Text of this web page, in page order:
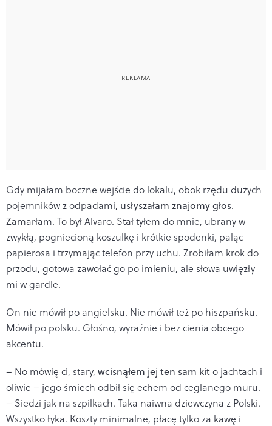
Gdy mijałam boczne wejście do lokalu, obok rzędu dużych
pojemników z odpadami, usłyszałam znajomy głos.
Zamarłam. To był Alvaro. Stał tyłem do mnie, ubrany w
zwykłą, pogniecioną koszulkę i krótkie spodenki, paląc
papierosa i trzymając telefon przy uchu. Zrobiłam krok do
przodu, gotowa zawołać go po imieniu, ale słowa uwięzły
mi w gardle.
On nie mówił po angielsku. Nie mówił też po hiszpańsku.
Mówił po polsku. Głośno, wyraźnie i bez cienia obcego
akcentu.
– No mówię ci, stary, wcisnąłem jej ten sam kito jachtach i
oliwie – jego śmiech odbił się echem od ceglanego muru.
– Siedzi jak na szpilkach. Taka naiwna dziewczyna z Polski.
Wszystko łyka. Koszty minimalne, płacę tylko za kawę i